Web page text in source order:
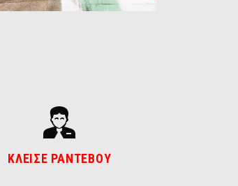
ΚΛΕΙΣΕ ΡΑΝΤΕΒΟΥ